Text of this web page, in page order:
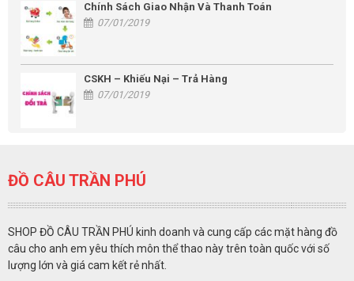
Chính Sách Giao Nhận Và Thanh Toán
07/01/2019
CSKH – Khiếu Nại – Trả Hàng
07/01/2019
ĐỒ CÂU TRẦN PHÚ
SHOP ĐỒ CÂU TRẦN PHÚ kinh doanh và cung cấp các mặt hàng đồ
câu cho anh em yêu thích môn thể thao này trên toàn quốc với số
lượng lớn và giá cam kết rẻ nhất.